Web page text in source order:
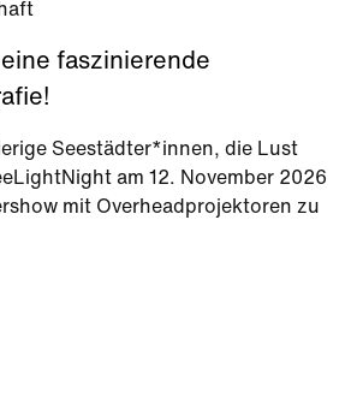
faszinierende
Seestädter*innen, die Lust
am 12. November 2026
mit Overheadprojektoren zu